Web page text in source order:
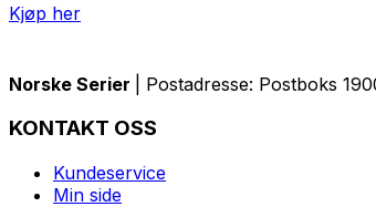
Kjøp her
Norske Serier | Postadresse: Postboks
KONTAKT OSS
Kundeservice
Min side